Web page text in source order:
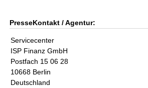
PresseKontakt / Agentur:
Servicecenter
ISP Finanz GmbH
Postfach 15 06 28
10668 Berlin
Deutschland